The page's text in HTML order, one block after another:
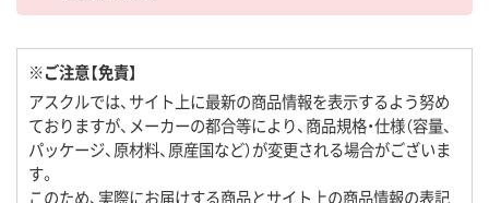
※ご注意【免責】
アスクルでは、サイト上に最新の商品情報を表示するよう努め
ておりますが、メーカーの都合等により、商品規格・仕様（容量、
パッケージ、原材料、原産国など）が変更される場合がございま
す。
このため、実際にお届けする商品とサイト上の商品情報の表記